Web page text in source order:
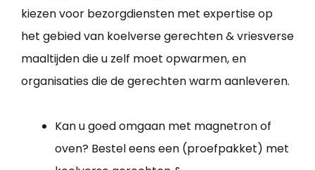
kiezen voor bezorgdiensten met expertise op
het gebied van koelverse gerechten & vriesverse
maaltijden die u zelf moet opwarmen, en
organisaties die de gerechten warm aanleveren.
Kan u goed omgaan met magnetron of
oven? Bestel eens een (proefpakket) met